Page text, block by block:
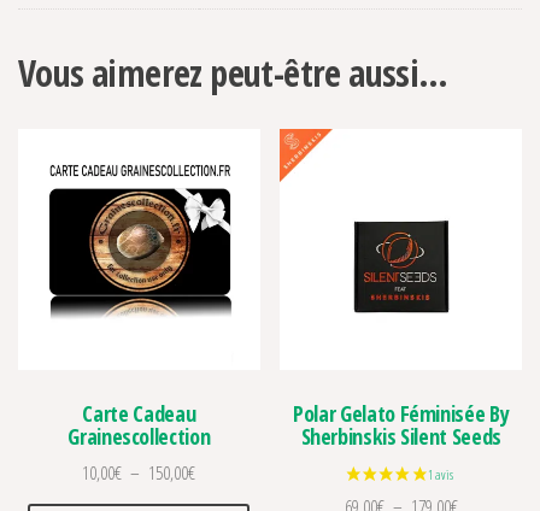
Vous aimerez peut-être aussi…
Carte Cadeau
Grainescollection
10,00€ – 150,00€Plage de prix : 10,00€ à 150,00€
Polar Gelato Féminisée By
Sherbinskis Silent Seeds
Plage de